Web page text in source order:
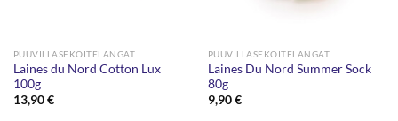
PUUVILLASEKOITELANGAT
Laines du Nord Cotton Lux
100g
13,90€
PUUVILLASEKOITELANGAT
Laines Du Nord Summer Sock
80g
9,90€